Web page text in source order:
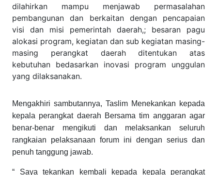
dilahirkan mampu menjawab permasalahan
pembangunan dan berkaitan dengan pencapaian
visi dan misi pemerintah daerah,; besaran pagu
alokasi program, kegiatan dan sub kegiatan masing-
masing perangkat daerah ditentukan atas
kebutuhan bedasarkan inovasi program unggulan
yang dilaksanakan.
Mengakhiri sambutannya, Taslim Menekankan kepada
kepala perangkat daerah Bersama tim anggaran agar
benar-benar mengikuti dan melaksankan seluruh
rangkaian pelaksanaan forum ini dengan serius dan
penuh tanggung jawab.
“ Saya tekankan kembali kepada kepala perangkat